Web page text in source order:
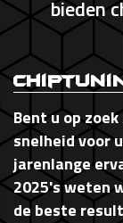
bieden
Bent u op
snelheid voor
jarenlange
2025's weten
de beste